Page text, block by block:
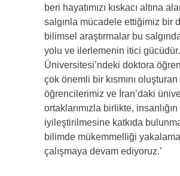
beri hayatımızı kıskacı altına
salgınla mücadele ettiğimiz bir
bilimsel araştırmalar bu
yolu ve ilerlemenin itici
Üniversitesi’ndeki doktora
çok önemli bir kısmını oluşturan
öğrencilerimiz ve İran’daki
ortaklarımızla birlikte, insanlığın
iyileştirilmesine katkıda
bilimde mükemmelliği
çalışmaya devam ediyoruz.’